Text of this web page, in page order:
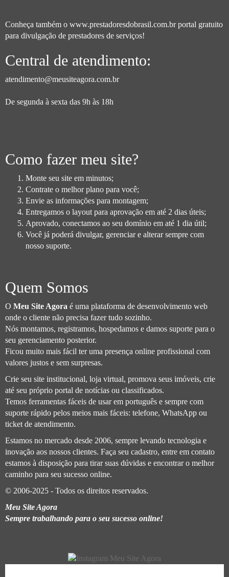
Conheça também o www.prestadoresdobrasil.com.brportal gratuito
para divulgação de prestadores de serviços!
Central de atendimento:
atendimento@meusiteagora.com.br
De segunda à sexta das 9h às 18h
Como fazer meu site?
Monte seu site em minutos;
Contrate o melhor plano para você;
Envie as informações para montagem;
Entregamos o layout para aprovação em até 2 dias úteis;
Aprovado, conectamos ao seu domínio em até 1 dia útil;
Você já poderá divulgar, gerenciar e alterar sempre com
nosso suporte.
Quem Somos
O Meu Site Agora é uma plataforma de desenvolvimento web
onde o cliente não precisa fazer tudo sozinho.
Nós montamos, registramos, hospedamos e damos suporte para o
seu gerenciamento posterior.
Ficou muito mais fácil ter uma presença online profissional com
valores justos e sem surpresas.
Crie seu site institucional, loja virtual, promova seus imóveis, crie
até seu próprio portal de notícias ou classificados.
Temos ferramentas fáceis de usar em português e sempre com
suporte rápido pelos meios mais fáceis: telefone, WhatsApp ou
ticket de atendimento.
Estamos no mercado desde 2006, sempre levando tecnologia e
inovação aos nossos clientes. Faça seu cadastro, entre em contato
estamos à disposição para tirar suas dúvidas e encontrar o melhor
caminho para seu sucesso online.
© 2006-2025 - Todos os direitos reservados.
Meu Site Agora
Sempre trabalhando para o seu sucesso online!